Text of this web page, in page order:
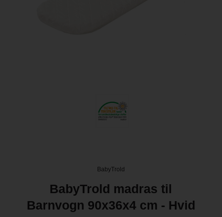
BabyTrold
BabyTrold madras til
Barnvogn 90x36x4 cm - Hvid